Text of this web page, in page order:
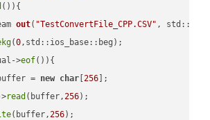
()){
out( "TestConvertFile_CPP.CSV" ,
(0,std::ios_base::beg);
>eof()){
= new char [256 ];
>
read (buffer,256);
(buffer,256);